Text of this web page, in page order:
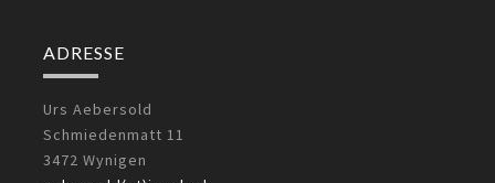
ADRESSE
Urs Aebersold
Schmiedenmatt 11
3472 Wynigen